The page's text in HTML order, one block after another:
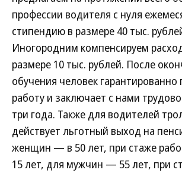
профессии водителя с нуля
стипендию в размере 40 тыс.
Иногородним компенсируем
размере 10 тыс. рублей. После
обучения человек гарантированно
работу и заключает с нами
три года. Также для водителей
действует льготный выход на
женщин — в 50 лет, при стаже
15 лет, для мужчин — 55 лет, при